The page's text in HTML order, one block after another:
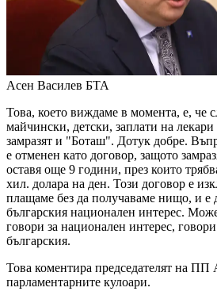
Асен Василев БТА
Това, което виждаме в момента, е, че
майчински, детски, заплати на
замразят и "Боташ". Дотук добре.
е отменен като договор, защото
оставя още 9 години, през които
хил. долара на ден. Този договор е
плащаме без да получаваме нищо, и е
българския национален интерес.
говори за национален интерес,
българския.
Това коментира председателят на ПП
парламентарните кулоари.